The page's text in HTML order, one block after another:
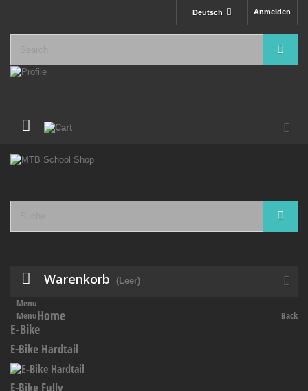
Anmelden
Deutsch
Warenkorb (Leer)
Menu
Menu
Back
Home
E-Bike
E-Bike Hardtail
E-Bike Fully